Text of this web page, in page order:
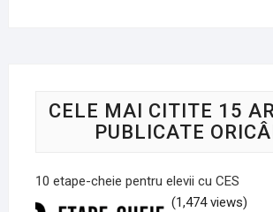
CELE MAI CITITE 15
PUBLICATE
10 etape-cheie pentru elevii cu CES
(1,474 views)